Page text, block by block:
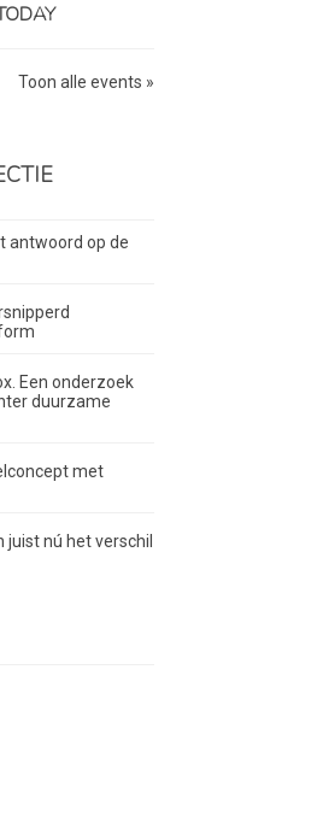
Toon alle events »
antwoord op de
Een onderzoek
duurzame
met
nú het verschil